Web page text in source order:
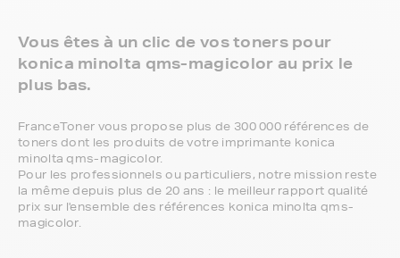
Vous êtes à un clic de vos toners pour
konica minolta qms-magicolor au prix le
plus bas.
FranceToner vous propose plus de 300 000 références de
toners dont les produits de votre imprimante konica
minolta qms-magicolor.
Pour les professionnels ou particuliers, notre mission reste
la même depuis plus de 20 ans : le meilleur rapport qualité
prix sur l'ensemble des références konica minolta qms-
magicolor.